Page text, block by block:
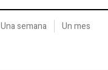
Una semana Un mes